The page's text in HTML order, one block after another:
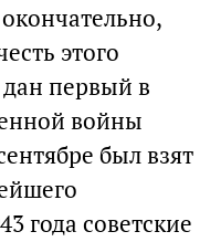
этого
первый в
войны
был взят
года советские